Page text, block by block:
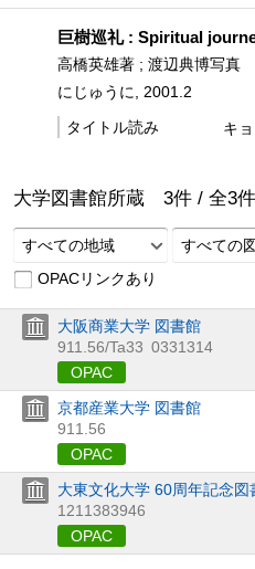
巨樹巡礼 : Spiritual
高橋英雄著 ; 渡辺典博写真
にじゅうに, 2001.2
タイトル読み
キ
大学図書館所蔵 3件 / 全3件
すべての地域
すべての
OPACリンクあり
大阪商業大学 図書館
911.56/Ta33 0331314
OPAC
京都産業大学 図書館
911.56
OPAC
大東文化大学 60周年記念図
1211383946
OPAC